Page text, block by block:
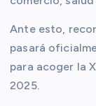
Ante esto,
pasará
para acoger la
2025.